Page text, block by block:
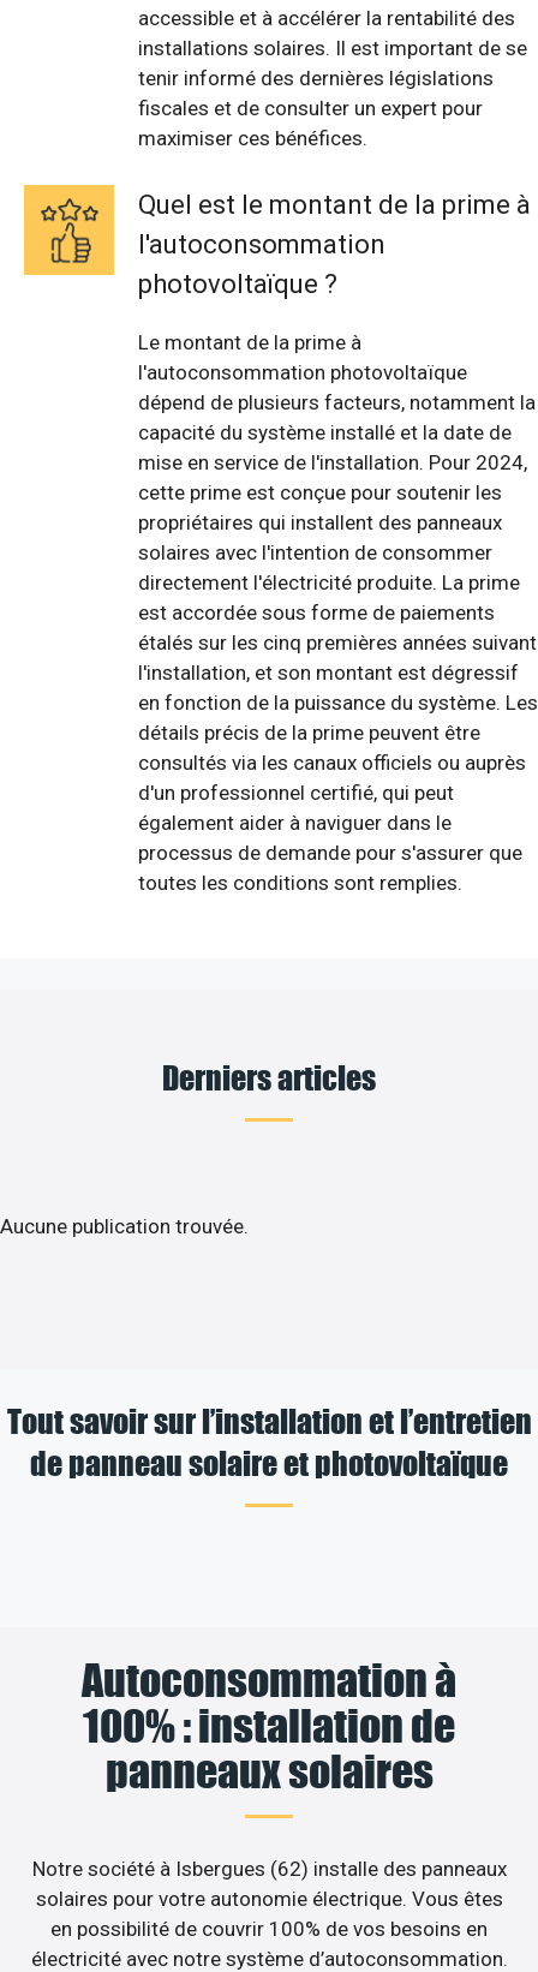
accessible et à accélérer la rentabilité des
installations solaires. Il est important de se
tenir informé des dernières législations
fiscales et de consulter un expert pour
maximiser ces bénéfices.
Quel est le montant de la prime à
l'autoconsommation
photovoltaïque ?
Le montant de la prime à
l'autoconsommation photovoltaïque
dépend de plusieurs facteurs, notamment la
capacité du système installé et la date de
mise en service de l'installation. Pour 2024,
cette prime est conçue pour soutenir les
propriétaires qui installent des panneaux
solaires avec l'intention de consommer
directement l'électricité produite. La prime
est accordée sous forme de paiements
étalés sur les cinq premières années suivant
l'installation, et son montant est dégressif
en fonction de la puissance du système. Les
détails précis de la prime peuvent être
consultés via les canaux officiels ou auprès
d'un professionnel certifié, qui peut
également aider à naviguer dans le
processus de demande pour s'assurer que
toutes les conditions sont remplies.
Derniers articles
Aucune publication trouvée.
Tout savoir sur l’installation et l’entretien
de panneau solaire et photovoltaïque
Autoconsommation à
100% : installation de
panneaux solaires
Notre société à Isbergues (62) installe des panneaux
solaires pour votre autonomie électrique. Vous êtes
en possibilité de couvrir 100% de vos besoins en
électricité avec notre système d’autoconsommation.